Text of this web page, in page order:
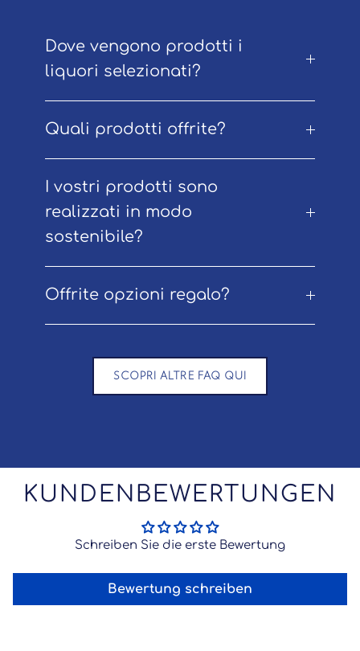
Dove vengono prodotti i
liquori selezionati?
Quali prodotti offrite?
I vostri prodotti sono
realizzati in modo
sostenibile?
Offrite opzioni regalo?
SCOPRI ALTRE FAQ QUI
KUNDENBEWERTUNGEN
Schreiben Sie die erste Bewertung
Bewertung schreiben